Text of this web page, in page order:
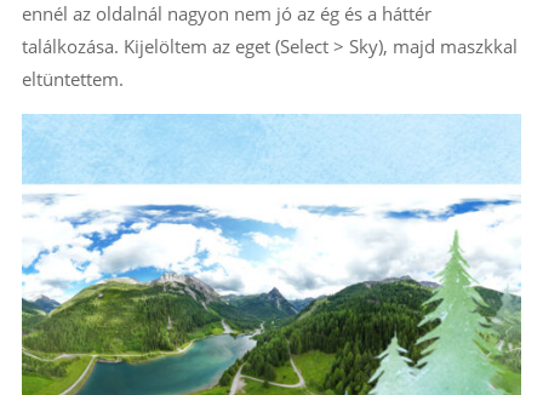
ennél az oldalnál nagyon nem jó az ég és a háttér
találkozása. Kijelöltem az eget (Select > Sky), majd maszkkal
eltüntettem.